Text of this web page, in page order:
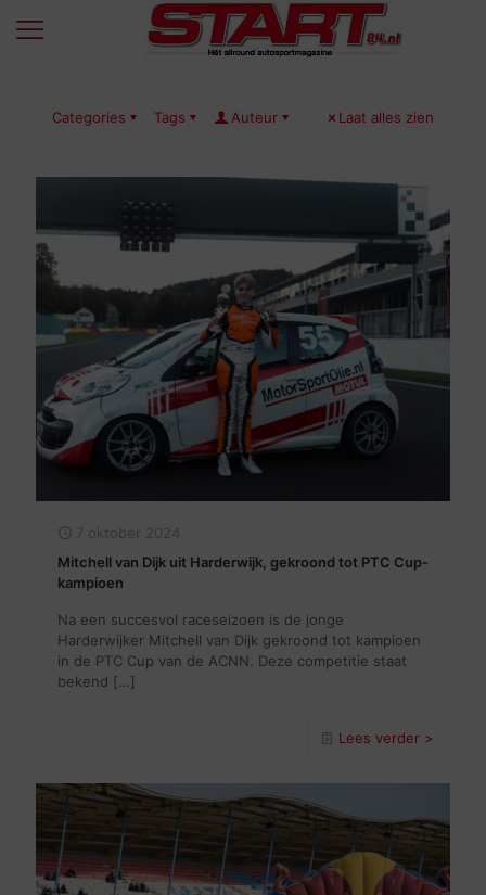
Categories Tags Auteur Laat alles zien
7 oktober 2024
Mitchell van Dijk uit Harderwijk, gekroond tot PTC Cup-
kampioen
Na een succesvol raceseizoen is de jonge
Harderwijker Mitchell van Dijk gekroond tot kampioen
in de PTC Cup van de ACNN. Deze competitie staat
bekend […]
Lees verder >